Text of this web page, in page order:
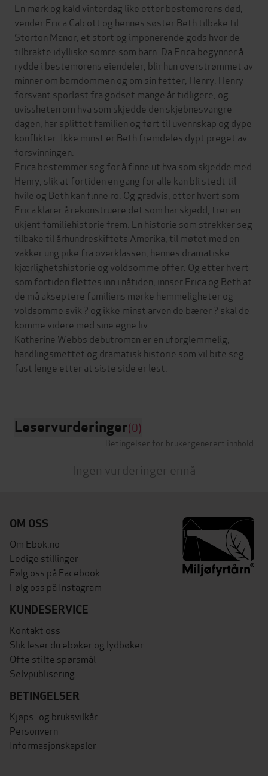
En mørk og kald vinterdag like etter bestemorens død,
vender Erica Calcott og hennes søster Beth tilbake til
Storton Manor, et stort og imponerende gods hvor de
tilbrakte idylliske somre som barn. Da Erica begynner å
rydde i bestemorens eiendeler, blir hun overstrømmet av
minner om barndommen og om sin fetter, Henry. Henry
forsvant sporløst fra godset mange år tidligere, og
uvissheten om hva som skjedde den skjebnesvangre
dagen, har splittet familien og ført til uvennskap og dype
konflikter. Ikke minst er Beth fremdeles dypt preget av
forsvinningen.
Erica bestemmer seg for å finne ut hva som skjedde med
Henry, slik at fortiden en gang for alle kan bli stedt til
hvile og Beth kan finne ro. Og gradvis, etter hvert som
Erica klarer å rekonstruere det som har skjedd, trer en
ukjent familiehistorie frem. En historie som strekker seg
tilbake til århundreskiftets Amerika, til møtet med en
vakker ung pike fra overklassen, hennes dramatiske
kjærlighetshistorie og voldsomme offer. Og etter hvert
som fortiden flettes inn i nåtiden, innser Erica og Beth at
de må akseptere familiens mørke hemmeligheter og
voldsomme svik ? og ikke minst arven de bærer ? skal de
komme videre med sine egne liv.
Katherine Webbs debutroman er en uforglemmelig,
handlingsmettet og dramatisk historie som vil bite seg
fast lenge etter at siste side er lest.
Leservurderinger(0)
Betingelser for brukergenerert innhold
Ingen vurderinger ennå
OM OSS
Om Ebok.no
Ledige stillinger
Følg oss på Facebook
Følg oss på Instagram
KUNDESERVICE
Kontakt oss
Slik leser du ebøker og lydbøker
Ofte stilte spørsmål
Selvpublisering
BETINGELSER
Kjøps- og bruksvilkår
Personvern
Informasjonskapsler